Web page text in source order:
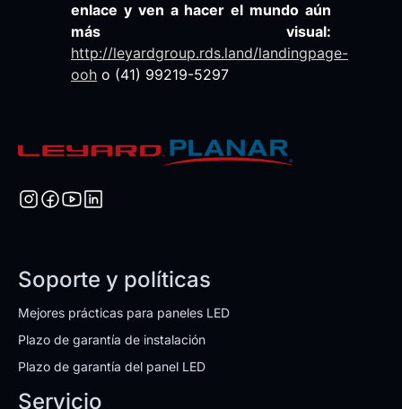
enlace y ven a hacer el mundo aún
más visual:
http://leyardgroup.rds.land/landingpage-
ooh o (41) 99219-5297
Soporte y políticas
Mejores prácticas para paneles LED
Plazo de garantía de instalación
Plazo de garantía del panel LED
Servicio